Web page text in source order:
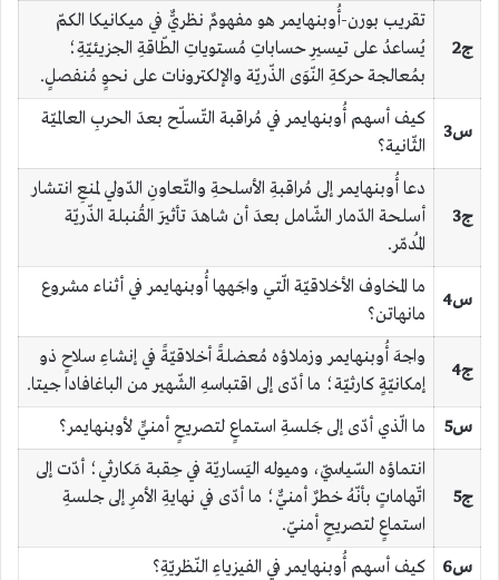
ج2
تقريب بورن-أُوبنهايمر هو مفهومٌ نظريٌّ في ميكانيكا الكمّ
يُساعدُ على تيسيرِ حساباتِ مُستوياتِ الطّاقةِ الجزيئيّةِ؛
بمُعالجة حركةِ النّوَى الذّريّة والإلكترونات على نحوٍ مُنفصلٍ.
س3
كيف أسهم أُوبنهايمر في مُراقبة التّسلّح بعدَ الحربِ العالميّة
الثّانية؟
ج3
دعا أُوبنهايمر إلى مُراقبةِ الأسلحةِ والتّعاونِ الدّولي لمنعِ انتشار
أسلحة الدّمار الشّامل بعدَ أن شاهدَ تأثيرَ القُنبلة الذّريّة
المُدمّر.
س4
ما المخاوف الأخلاقيّة الّتي واجَهها أُوبنهايمر في أثناء مشروع
مانهاتن؟
ج4
واجهَ أُوبنهايمر وزملاؤه مُعضلةً أخلاقيّةً في إنشاءِ سلاحٍ ذو
إمكانيّةٍ كارثيّة؛ ما أدّى إلى اقتباسهِ الشّهير من الباغافادا جيتا.
س5
ما الّذي أدّى إلى جَلسةِ استماعٍ لتصريحٍ أمنيٍّ لأوبنهايمر؟
ج5
انتماؤه السّياسيّ، وميوله اليَساريّة في حِقبة مَكارثي؛ أدّت إلى
اتّهاماتٍ بأنّهُ خطرٌ أمنيٌّ؛ ما أدّى في نهايةِ الأمرِ إلى جلسةِ
استماعٍ لتصريحٍ أمنيّ.
س6
كيف أسهم أُوبنهايمر في الفيزياءِ النّظريّةِ؟